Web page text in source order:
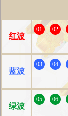
红波
01 02
蓝波
03 04
绿波
05 06